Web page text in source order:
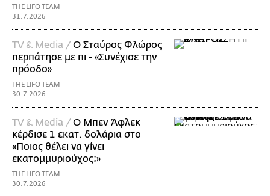
THE LIFO TEAM
31.7.2026
TV & Media /Ο Σταύρος Φλώρος
περπάτησε με πι - «Συνέχισε την
πρόοδο»
THE LIFO TEAM
30.7.2026
TV & Media /Ο Μπεν Άφλεκ
κέρδισε 1 εκατ. δολάρια στο
«Ποιος θέλει να γίνει
εκατομμυριούχος;»
THE LIFO TEAM
30.7.2026